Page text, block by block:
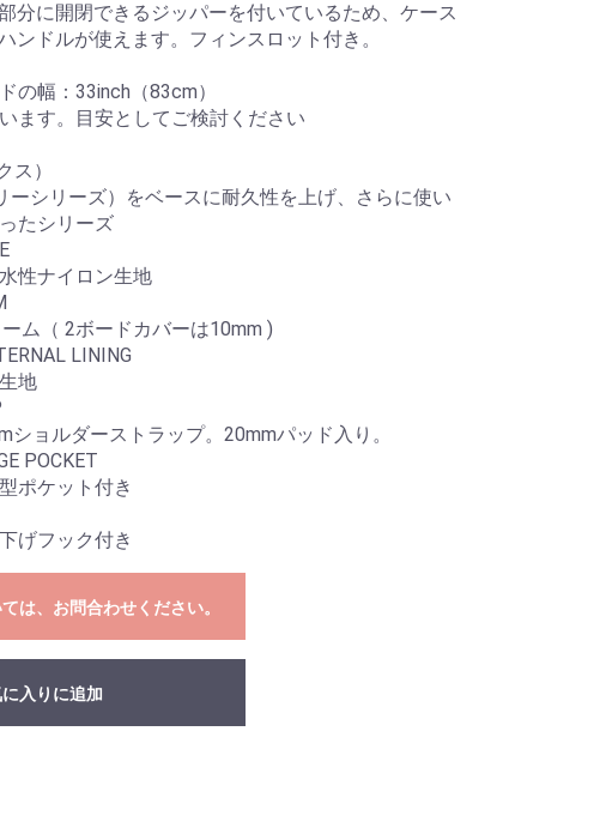
分に開閉できるジッパーを付いているため、ケース
ンドルが使えます。フィンスロット付き。
の幅：33inch（83cm）
ます。目安としてご検討ください
ス）
ーシリーズ）をベースに耐久性を上げ、さらに使い
たシリーズ
性ナイロン生地
ム（ 2ボードカバーは10mm )
LINING
地
ショルダーストラップ。20mmパッド入り。
POCKET
ポケット付き
げフック付き
は、お問合わせください。
入りに追加